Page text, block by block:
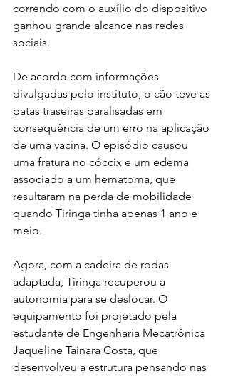
correndo com o auxílio do dispositivo
ganhou grande alcance nas redes
sociais.
De acordo com informações
divulgadas pelo instituto, o cão teve as
patas traseiras paralisadas em
consequência de um erro na aplicação
de uma vacina. O episódio causou
uma fratura no cóccix e um edema
associado a um hematoma, que
resultaram na perda de mobilidade
quando Tiringa tinha apenas 1 ano e
meio.
Agora, com a cadeira de rodas
adaptada, Tiringa recuperou a
autonomia para se deslocar. O
equipamento foi projetado pela
estudante de Engenharia Mecatrônica
Jaqueline Tainara Costa, que
desenvolveu a estrutura pensando nas